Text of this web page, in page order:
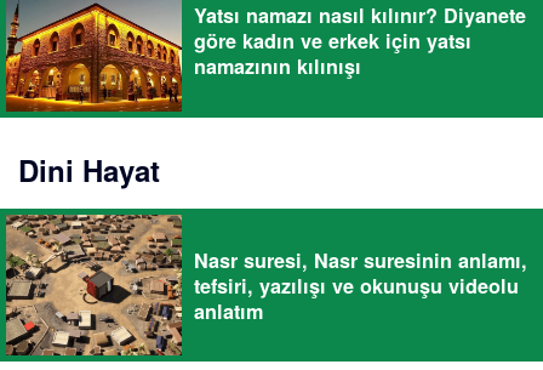
Yatsı namazı nasıl kılınır? Diyanete
göre kadın ve erkek için yatsı
namazının kılınışı
Dini Hayat
Nasr suresi, Nasr suresinin anlamı,
tefsiri, yazılışı ve okunuşu videolu
anlatım